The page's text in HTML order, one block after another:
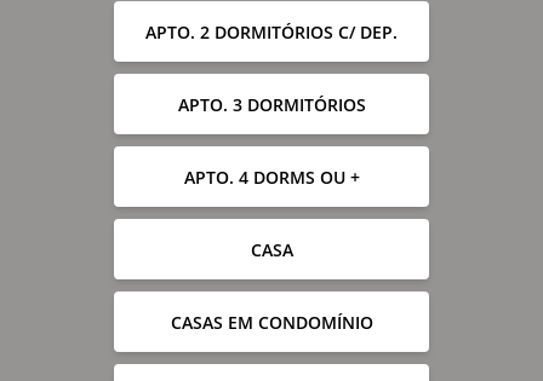
APTO. 2 DORMITÓRIOS C/ DEP.
APTO. 3 DORMITÓRIOS
APTO. 4 DORMS OU +
CASA
CASAS EM CONDOMÍNIO